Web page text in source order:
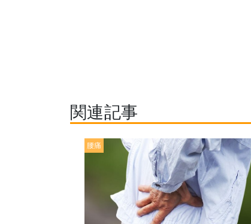
関連記事
腰痛